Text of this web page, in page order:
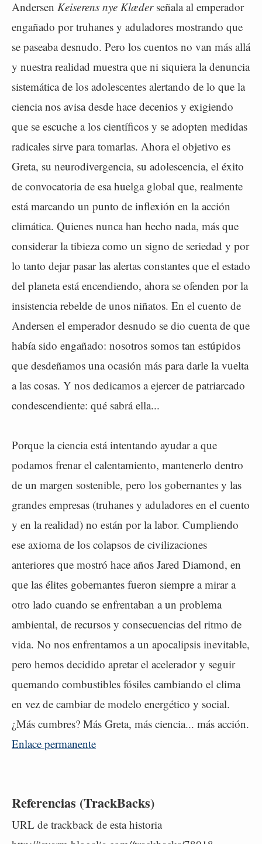
Andersen Keiserens nye Klæderseñala al emperador
engañado por truhanes y aduladores mostrando que
se paseaba desnudo. Pero los cuentos no van más allá
y nuestra realidad muestra que ni siquiera la denuncia
sistemática de los adolescentes alertando de lo que la
ciencia nos avisa desde hace decenios y exigiendo
que se escuche a los científicos y se adopten medidas
radicales sirve para tomarlas. Ahora el objetivo es
Greta, su neurodivergencia, su adolescencia, el éxito
de convocatoria de esa huelga global que, realmente
está marcando un punto de inflexión en la acción
climática. Quienes nunca han hecho nada, más que
considerar la tibieza como un signo de seriedad y por
lo tanto dejar pasar las alertas constantes que el estado
del planeta está encendiendo, ahora se ofenden por la
insistencia rebelde de unos niñatos. En el cuento de
Andersen el emperador desnudo se dio cuenta de que
había sido engañado: nosotros somos tan estúpidos
que desdeñamos una ocasión más para darle la vuelta
a las cosas. Y nos dedicamos a ejercer de patriarcado
condescendiente: qué sabrá ella...
Porque la ciencia está intentando ayudar a que
podamos frenar el calentamiento, mantenerlo dentro
de un margen sostenible, pero los gobernantes y las
grandes empresas (truhanes y aduladores en el cuento
y en la realidad) no están por la labor. Cumpliendo
ese axioma de los colapsos de civilizaciones
anteriores que mostró hace años Jared Diamond, en
que las élites gobernantes fueron siempre a mirar a
otro lado cuando se enfrentaban a un problema
ambiental, de recursos y consecuencias del ritmo de
vida. No nos enfrentamos a un apocalipsis inevitable,
pero hemos decidido apretar el acelerador y seguir
quemando combustibles fósiles cambiando el clima
en vez de cambiar de modelo energético y social.
¿Más cumbres? Más Greta, más ciencia... más acción.
Enlace permanente
Referencias (TrackBacks)
URL de trackback de esta historia